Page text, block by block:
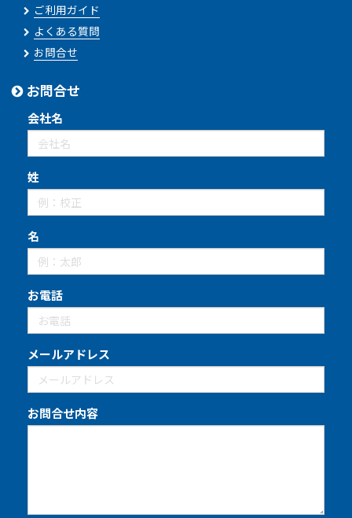
ご利用ガイド
よくある質問
お問合せ
お問合せ
会社名
姓
名
お電話
メールアドレス
お問合せ内容